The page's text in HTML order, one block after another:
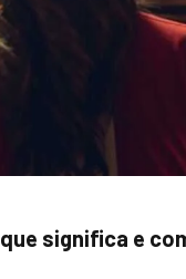
significa e